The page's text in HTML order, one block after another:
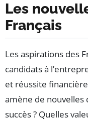
Les
Français
Les aspirations des
candidats à
et réussite
amène de
succès ? Quelles